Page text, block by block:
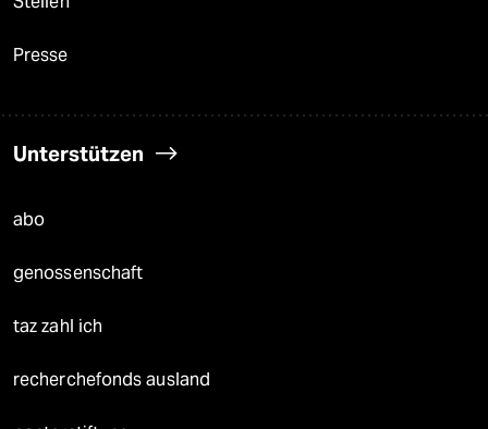
Presse
Unterstützen
abo
genossenschaft
taz zahl ich
recherchefonds ausland